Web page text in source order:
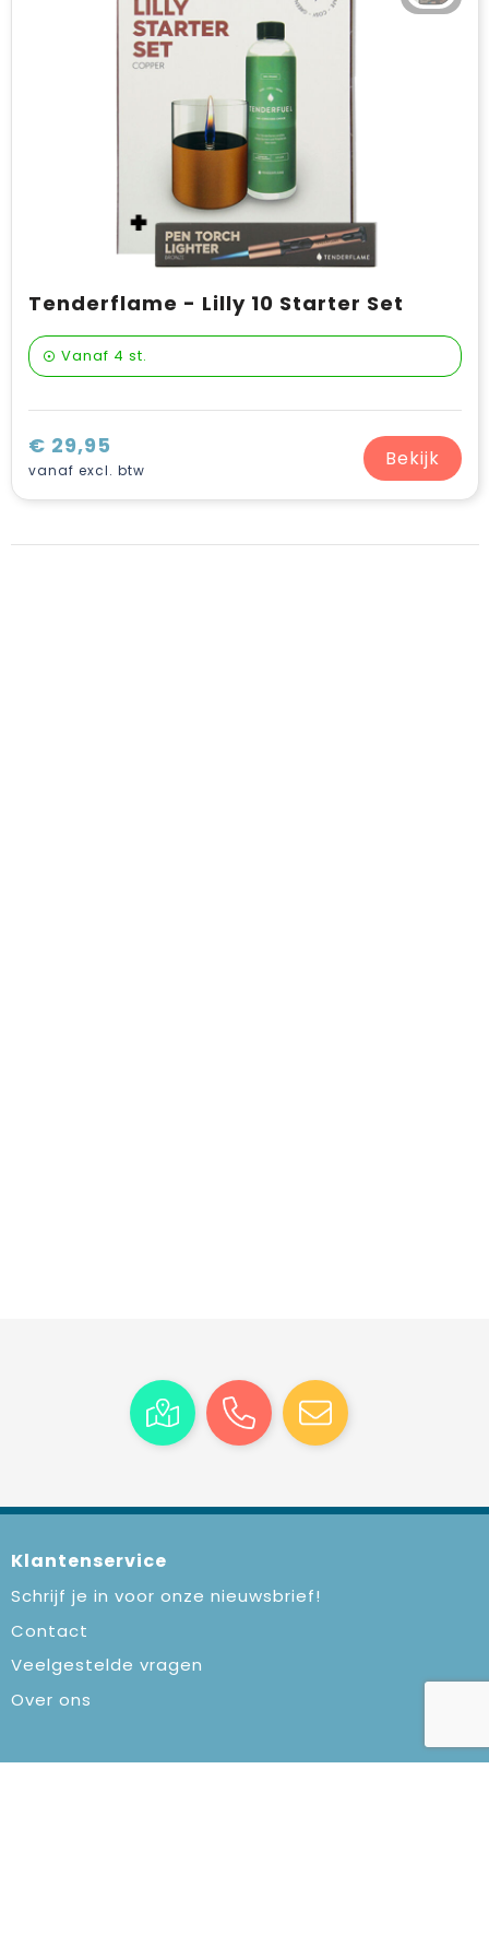
Verzorging & welness
Sinterklaas artikelen
Wijn, bier en proeverij
Zomerpakketten
Tenderflame - Lilly 10 Starter Set
Vanaf 4 st.
€ 29,95
vanaf excl. btw Bekijk
Klantenservice
Schrijf je in voor onze nieuwsbrief!
Contact
Veelgestelde vragen
Over ons
Veilig winkelen